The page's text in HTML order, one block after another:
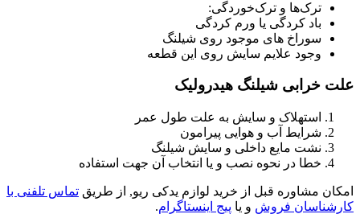
ترک‌ها و ترک‌خوردگی:
باد کردگی یا ورم کردگی
سوراخ های موجود روی شیلنگ
وجود علایم سایش روی این قطعه
علت خرابی شیلنگ هیدرولیک
استهلاک و سایش به علت طول عمر
شرایط آب و هوایی پیرامون
نشت مایع داخلی و سایش شیلنگ
خطا در نحوه نصب و یا انتخاب آن جهت استفاده
امکان مشاوره قبل از خرید لوازم یدکی ریو, از طریق تماس تلفنی با
کارشناسان فروش و یا پیج اینستاگرام.